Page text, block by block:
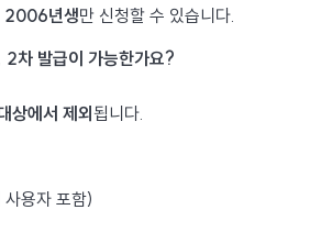
2006년생만 신청할 수 있습니다.
차 발급이 가능한가요?
상에서 제외 됩니다.
용자 포함)